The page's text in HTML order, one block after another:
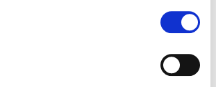
Kreative